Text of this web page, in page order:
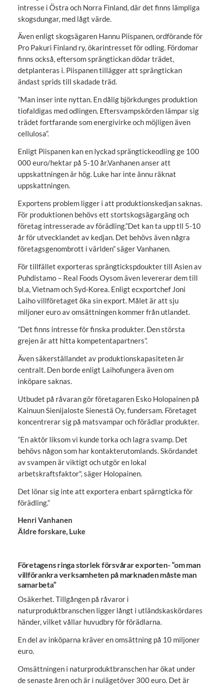
intresse i Östra och Norra Finland, där det finns lämpliga
skogsdungar, med lågt värde.
Även enligt skogsägaren Hannu Piispanen, ordförande för
Pro Pakuri Finland ry, ökarintresset för odling. Fördomar
finns också, eftersom sprängtickan dödar trädet,
detplanteras i. Piispanen tillägger att sprängtickan
ändast sprids till skadade träd.
”Man inser inte nyttan. En dålig björkdunges produktion
tiofaldigas med odlingen. Eftersvampskörden lämpar sig
trädet fortfarande som energivirke och möjligen även
cellulosa”.
Enligt Piispanen kan en lyckad sprängtickeodling ge 100
000 euro/hektar på 5-10 år.Vanhanen anser att
uppskattningen är hög. Luke har inte ännu räknat
uppskattningen.
Exportens problem ligger i att produktionskedjan saknas.
För produktionen behövs ett stortskogsägargäng och
företag intresserade av förädling.”Det kan ta upp tll 5-10
år för utvecklandet av kedjan. Det behövs även några
företagsgenombrott i världen” säger Vanhanen.
För tillfället exporteras sprängtickspdoukter till Asien av
Puhdistamo – Real Foods Oysom även levererar dem till
bl.a, Vietnam och Syd-Korea. Enligt ecxportchef Joni
Laiho villföretaget öka sin export. Målet är att sju
miljoner euro av omsättningen kommer från utlandet.
”Det finns intresse för finska produkter. Den största
grejen är att hitta kompetentapartners”.
Även säkerställandet av produktionskapasiteten är
centralt. Den borde enligt Laihofungera även om
inköpare saknas.
Utbudet på råvaran gör företagaren Esko Holopainen på
Kainuun Sienijaloste Sienestä Oy, fundersam. Företaget
koncentrerar sig på matsvampar och förädlar produkter.
”En aktör liksom vi kunde torka och lagra svamp. Det
behövs någon som har kontakterutomlands. Skördandet
av svampen är viktigt och utgör en lokal
arbetskraftsfaktor", säger Holopainen.
Det lönar sig inte att exportera enbart spärngticka för
förädling.”
Henri Vanhanen
Äldre forskare, Luke
Företagens ringa storlek försvårar exporten- ”om man
villförankra verksamheten på marknaden måste man
samarbeta”
Osäkerhet. Tillgången på råvaror i
naturproduktbranschen ligger långt i utländskaskördares
händer, vilket vållar huvudbry för förädlarna.
En del av inköparna kräver en omsättning på 10 miljoner
euro.
Omsättningen i naturproduktbranschen har ökat under
de senaste åren och är i nulägetöver 300 euro. Det är